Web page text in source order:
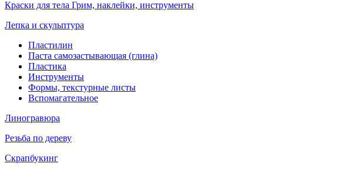
Краски для тела Грим, наклейки, инструменты
Лепка и скульптура
Пластилин
Паста самозастывающая (глина)
Пластика
Инструменты
Формы, текстурные листы
Вспомагательное
Линогравюра
Резьба по дереву
Скрапбукинг